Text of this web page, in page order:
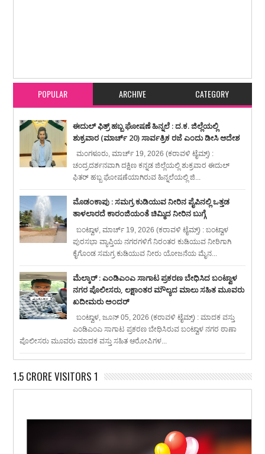
POPULAR ARCHIVE CATEGORY
ಈದುಲ್ ಫಿತ್ರ್ ಹಬ್ಬ ಘೋಷಣೆ ಹಿನ್ನಲೆ : ದ.ಕ. ಜಿಲ್ಲೆಯಲ್ಲಿ
ಶುಕ್ರವಾರ (ಮಾರ್ಚ್ 20) ಸಾರ್ವತ್ರಿಕ ರಜೆ ಎಂದು ಡೀಸಿ ಆದೇಶ
ಮಂಗಳೂರು, ಮಾರ್ಚ್ 19, 2026 (ಕರಾವಳಿ ಟೈಮ್ಸ್) :
ಚಂದ್ರದರ್ಶನವಾಗಿ ದಕ್ಷಿಣ ಕನ್ನಡ ಜಿಲ್ಲೆಯಲ್ಲಿ ಶುಕ್ರವಾರ ಈದುಲ್
ಫಿತರ್ ಹಬ್ಬ ಘೋಷಣೆಯಾಗಿರುವ ಹಿನ್ನಲೆಯಲ್ಲಿ ಜಿ...
ಮೊಡಂಕಾಪು : ಸಮಗ್ರ ಕುಡಿಯುವ ನೀರಿನ ಪೈಪಿನಲ್ಲಿ ಒತ್ತಡ
ತಾಳಲಾರದೆ ಕಾರಂಜಿಯಂತೆ ಚಿಮ್ಮಿದ ನೀರಿನ ಬುಗ್ಗೆ
ಬಂಟ್ವಾಳ, ಮಾರ್ಚ್ 19, 2026 (ಕರಾವಳಿ ಟೈಮ್ಸ್) : ಬಂಟ್ವಾಳ
ಪುರಸಭಾ ವ್ಯಾಪ್ತಿಯ ನಗರಗಳಿಗೆ ನಿರಂತರ ಕುಡಿಯುವ ನೀರಿಗಾಗಿ
ಕೈಗೊಂಡ ಸಮಗ್ರ ಕುಡಿಯುವ ನೀರು ಯೋಜನೆಯ ಮೈನ...
ಮೆಲ್ಕಾರ್ : ಎಂಡಿಎಂಎ ಸಾಗಾಟ ಪ್ರಕರಣ ಬೇಧಿಸಿದ ಬಂಟ್ವಾಳ
ನಗರ ಪೊಲೀಸರು, ಲಕ್ಷಾಂತರ ಮೌಲ್ಯದ ಮಾಲು ಸಹಿತ ಮೂವರು
ಖದೀಮರು ಅಂದರ್
ಬಂಟ್ವಾಳ, ಜೂನ್ 05, 2026 (ಕರಾವಳಿ ಟೈಮ್ಸ್) : ಮಾದಕ ವಸ್ತು
ಎಂಡಿಎಂಎ ಸಾಗಾಟ ಪ್ರಕರಣ ಬೇಧಿಸಿರುವ ಬಂಟ್ವಾಳ ನಗರ ಠಾಣಾ
ಪೊಲೀಸರು ಮೂವರು ಮಾದಕ ವಸ್ತು ಸಹಿತ ಆರೋಪಿಗಳ...
1.5 CRORE VISITORS 1